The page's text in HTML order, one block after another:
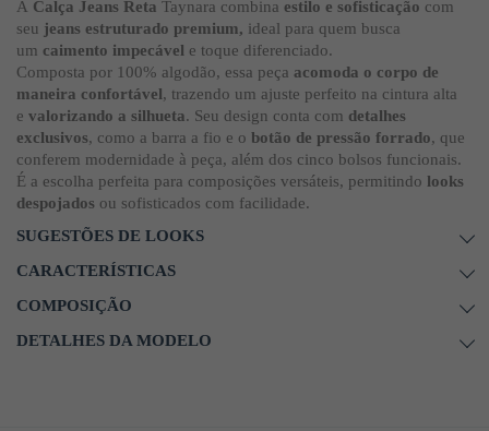
A Calça Jeans Reta Taynara combina estilo e sofisticação com
seu jeans estruturado premium, ideal para quem busca
um caimento impecável e toque diferenciado.
Composta por 100% algodão, essa peça acomoda o corpo de
maneira confortável, trazendo um ajuste perfeito na cintura alta
e valorizando a silhueta. Seu design conta com detalhes
exclusivos, como a barra a fio e o botão de pressão forrado, que
conferem modernidade à peça, além dos cinco bolsos funcionais.
É a escolha perfeita para composições versáteis, permitindo looks
despojados ou sofisticados com facilidade.
SUGESTÕES DE LOOKS
CARACTERÍSTICAS
COMPOSIÇÃO
DETALHES DA MODELO